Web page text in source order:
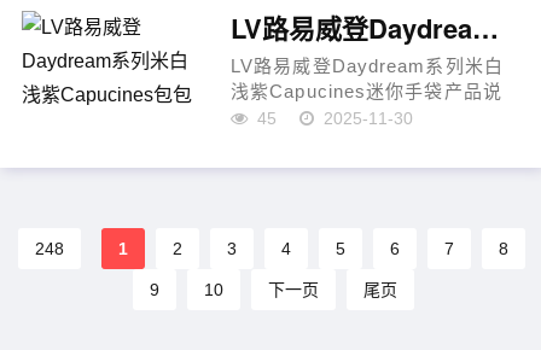
边，与品牌成衣系列的雅致配
色...
LV路易威登Daydream系列米白浅紫Capucines包包
LV路易威登Daydream系列米白
浅紫Capucines迷你手袋产品说
明这款 Capucines 迷你手袋出自
采用 Taurillon 牛皮革精致渲染米
45 2025-11-30
248 1 2 3 4 5 6 7 8
9 10 下一页 尾页